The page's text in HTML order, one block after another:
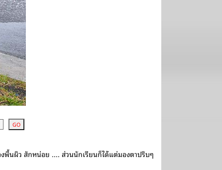
พื้นผิว สักหน่อย .... ส่วนนักเรียนก็ได้แต่มองตาปริบๆ